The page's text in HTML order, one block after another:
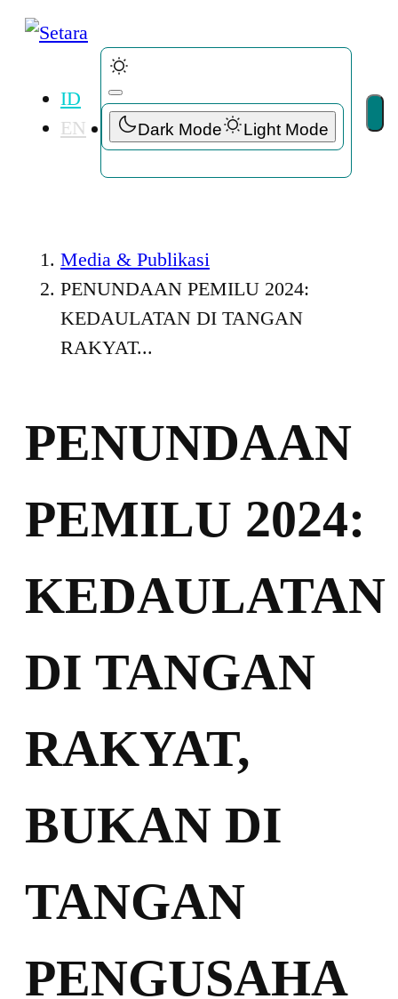
ID
EN
Media & Publikasi
PENUNDAAN PEMILU 2024:
KEDAULATAN DI TANGAN
RAKYAT...
PENUNDAAN
PEMILU 2024:
KEDAULATAN
DI TANGAN
RAKYAT,
BUKAN DI
TANGAN
PENGUSAHA